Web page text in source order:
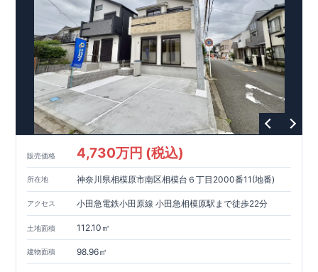
コストダウンに努めています。 【耐震等級3取得】
・東栄住宅
の建物は、国が定めた耐震等級で3 を取得。建築基準法で定め
られた、｢数百年に一度発生する地震に対して、倒壊、崩壊しな
い。｣という基準から、さらに1.5倍の耐震力を達成していま
す。 【住宅性能評価ダブル取得】
・設計住宅性能評価：建物
設計段階で、国が認めた第三者機関が評価しています。 ・建設
住宅性能評価：評価を受けた図面通りに施工されているか、建
設までに、計4 回のチェックが行われます。 図面や書類上だけ
でなく、現場の施工状況を検査した上で、品質を保証していま
す。 【長期優良住宅】 ・東栄住宅は国が定める全7つの技術基
準をクリアしています。長期優良住宅とは、｢良い家を作って、
きちんと手入れをして、長く大切に使う｣ことを目的とした認定
制度。住宅ローン減税、固定資産税などの税制優遇を受けられ
るだけでなく、中古市場でも、長期優良住宅が有利に働きま
す。 【充実のアフターサポート】
間の品質保証を実施。お引渡しからが本当のお付き合いだと考
え、アフターサービスを外部の業者に委託せず、東栄住宅グル
ープ「東栄ホームサービス株式会社」にて責任をもって対応い
たします。
販売価格 4,730万円 (税込)
所在地 神奈川県相模原市南区相模台６丁目2000番11(地番)
アクセス 小田急電鉄小田原線 小田急相模原駅まで徒歩22分
土地面積 112.10㎡
建物面積 98.96㎡